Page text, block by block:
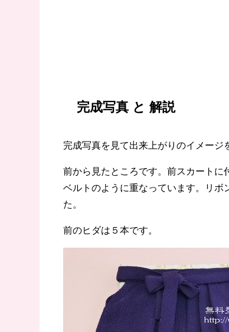
完成写真 と 解説
完成写真を見て出来上がりのイメージ
前から見たところです。前スカート
ベルトのように重なっています。リボ
た。
前のヒダは５本です。